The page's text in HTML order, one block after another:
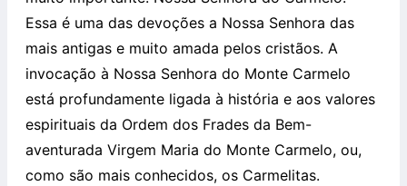
Essa é uma das devoções a Nossa Senhora das
mais antigas e muito amada pelos cristãos. A
invocação à Nossa Senhora do Monte Carmelo
está profundamente ligada à história e aos valores
espirituais da Ordem dos Frades da Bem-
aventurada Virgem Maria do Monte Carmelo, ou,
como são mais conhecidos, os Carmelitas.